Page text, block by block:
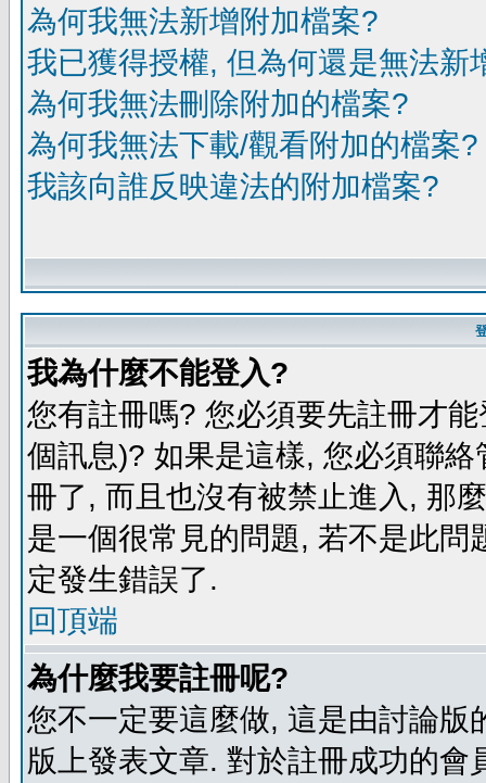
為何我無法新增附加檔案?
我已獲得授權, 但為何還是無法新
為何我無法刪除附加的檔案?
為何我無法下載/觀看附加的檔案?
我該向誰反映違法的附加檔案?
我為什麼不能登入?
您有註冊嗎? 您必須要先註冊才
個訊息)? 如果是這樣, 您必須聯
冊了, 而且也沒有被禁止進入, 那
是一個很常見的問題, 若不是此
定發生錯誤了.
回頂端
為什麼我要註冊呢?
您不一定要這麼做, 這是由討論
版上發表文章. 對於註冊成功的